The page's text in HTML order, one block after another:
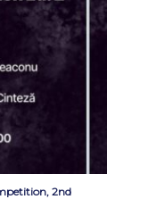
2nd